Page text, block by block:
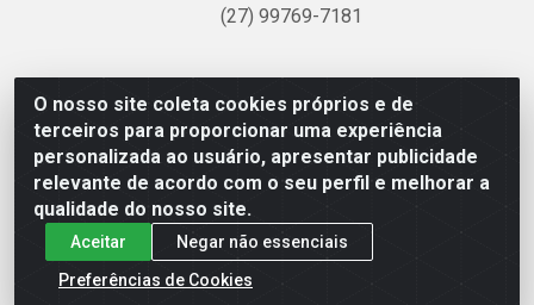
O nosso site coleta cookies próprios e de
terceiros para proporcionar uma experiência
personalizada ao usuário, apresentar publicidade
relevante de acordo com o seu perfil e melhorar a
qualidade do nosso site.
Aceitar
Negar não essenciais
Preferências de Cookies
(27) 99769-7181
Linhavix Distribuidora LTDA - Avenida Alegre, 2521 -
Quadra314 Lote 05 e 07 - Shell, Linhares/ES - CEP
29.901-605 - CNPJ 20.857.514/0001-75